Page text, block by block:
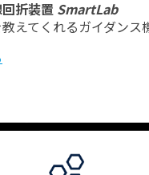
折装置 SmartLab
えてくれるガイダンス